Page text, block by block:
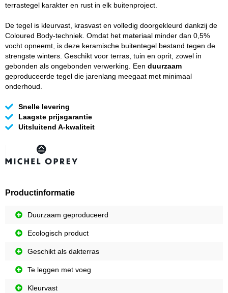
terrastegel karakter en rust in elk buitenproject.
De tegel is kleurvast, krasvast en volledig doorgekleurd dankzij de
Coloured Body-techniek. Omdat het materiaal minder dan 0,5%
vocht opneemt, is deze keramische buitentegel bestand tegen de
strengste winters. Geschikt voor terras, tuin en oprit, zowel in
gebonden als ongebonden verwerking. Een duurzaam
geproduceerde tegel die jarenlang meegaat met minimaal
onderhoud.
Snelle levering
Laagste prijsgarantie
Uitsluitend A-kwaliteit
Productinformatie
Duurzaam geproduceerd
Ecologisch product
Geschikt als dakterras
Te leggen met voeg
Kleurvast